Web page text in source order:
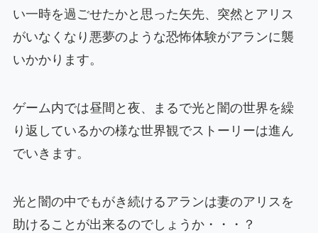
い一時を過ごせたかと思った矢先、突然とアリス
がいなくなり悪夢のような恐怖体験がアランに襲
いかかります。
ゲーム内では昼間と夜、まるで光と闇の世界を繰
り返しているかの様な世界観でストーリーは進ん
でいきます。
光と闇の中でもがき続けるアランは妻のアリスを
助けることが出来るのでしょうか・・・？